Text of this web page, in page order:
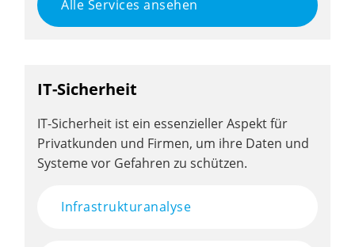
Alle Services ansehen
IT-Sicherheit
IT-Sicherheit ist ein essenzieller Aspekt für
Privatkunden und Firmen, um ihre Daten und
Systeme vor Gefahren zu schützen.
Infrastrukturanalyse